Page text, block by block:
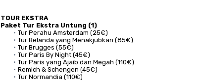
TOUR EKSTRA
Paket Tur Ekstra Untung (1)
Tur Perahu Amsterdam (25€)
Tur Belanda yang Menakjubkan (85€)
Tur Brugges (55€)
Tur Paris By Night (45€)
Tur Paris yang Ajaib dan Megah (110€)
Remich & Schengen (45€)
Tur Normandia (110€)